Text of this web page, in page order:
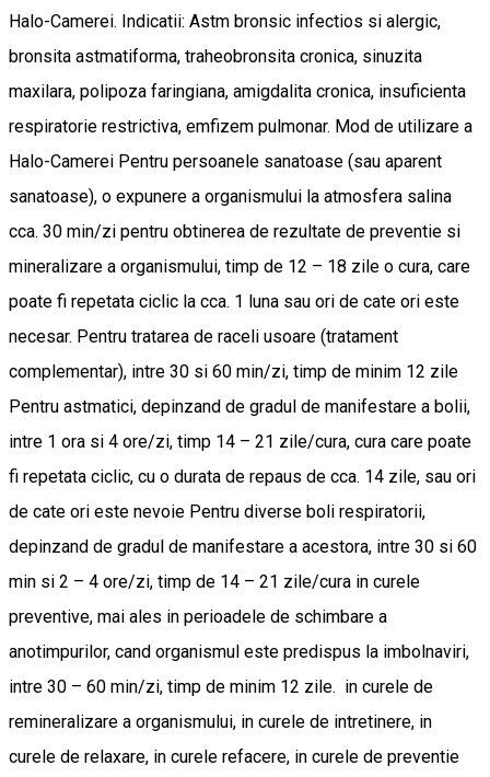
Halo-Camerei. Indicatii: Astm bronsic infectios si alergic,
bronsita astmatiforma, traheobronsita cronica, sinuzita
maxilara, polipoza faringiana, amigdalita cronica, insuficienta
respiratorie restrictiva, emfizem pulmonar. Mod de utilizare a
Halo-Camerei Pentru persoanele sanatoase (sau aparent
sanatoase), o expunere a organismului la atmosfera salina
cca. 30 min/zi pentru obtinerea de rezultate de preventie si
mineralizare a organismului, timp de 12 – 18 zile o cura, care
poate fi repetata ciclic la cca. 1 luna sau ori de cate ori este
necesar. Pentru tratarea de raceli usoare (tratament
complementar), intre 30 si 60 min/zi, timp de minim 12 zile
Pentru astmatici, depinzand de gradul de manifestare a bolii,
intre 1 ora si 4 ore/zi, timp 14 – 21 zile/cura, cura care poate
fi repetata ciclic, cu o durata de repaus de cca. 14 zile, sau ori
de cate ori este nevoie Pentru diverse boli respiratorii,
depinzand de gradul de manifestare a acestora, intre 30 si 60
min si 2 – 4 ore/zi, timp de 14 – 21 zile/cura in curele
preventive, mai ales in perioadele de schimbare a
anotimpurilor, cand organismul este predispus la imbolnaviri,
intre 30 – 60 min/zi, timp de minim 12 zile. in curele de
remineralizare a organismului, in curele de intretinere, in
curele de relaxare, in curele refacere, in curele de preventie